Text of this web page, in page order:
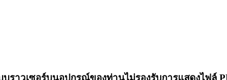
บราวเซอร์บนอุปกรณ์ของท่านไม่รองรับการแสดงไฟล์